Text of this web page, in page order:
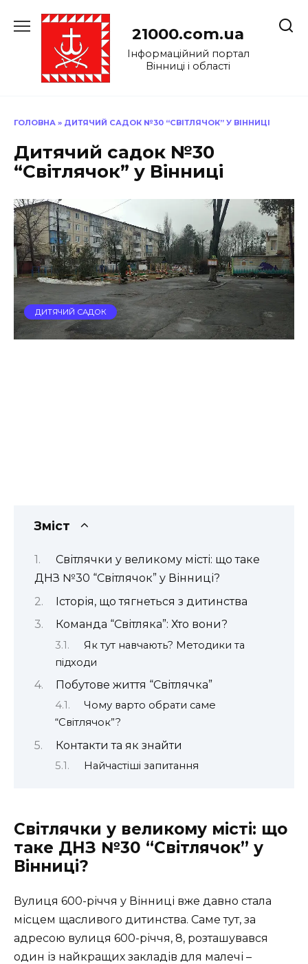
до
21000.com.ua
Інформаційний портал
Вінниці і області
ГОЛОВНА » ДИТЯЧИЙ САДОК №30 “СВІТЛЯЧОК” У ВІННИЦІ
Дитячий садок №30
“Світлячок” у Вінниці
ДИТЯЧИЙ САДОК
Зміст
Світлячки у великому місті: що таке
ДНЗ №30 “Світлячок” у Вінниці?
Історія, що тягнеться з дитинства
Команда “Світляка”: Хто вони?
Як тут навчають? Методики та
підходи
Побутове життя “Світлячка”
Чому варто обрати саме
“Світлячок”?
Контакти та як знайти
Найчастіші запитання
Світлячки у великому місті: що
таке ДНЗ №30 “Світлячок” у
Вінниці?
Вулиця 600-річчя у Вінниці вже давно стала
місцем щасливого дитинства. Саме тут, за
адресою вулиця 600-річчя, 8, розташувався
один із найкращих закладів для малечі –